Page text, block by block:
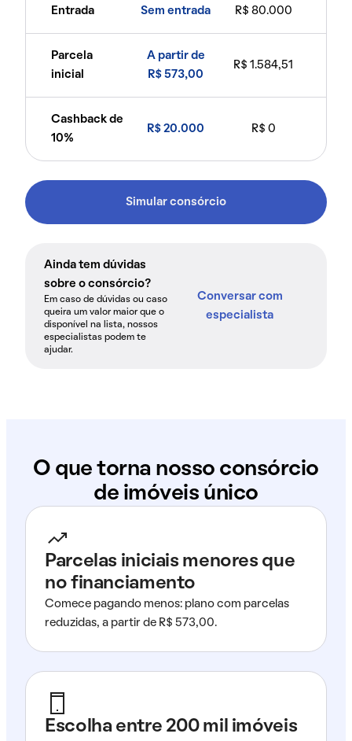
Entrada Sem entrada R$ 80.000
Parcela
inicial
A partir de
R$ 573,00
R$ 1.584,51
Cashback de
10%
R$ 20.000 R$ 0
Simular consórcio
Ainda tem dúvidas
sobre o consórcio?
Em caso de dúvidas ou caso
queira um valor maior que o
disponível na lista, nossos
especialistas podem te
ajudar.
Conversar com
especialista
O que torna nosso consórcio
de imóveis único
Parcelas iniciais menores que
no financiamento
Comece pagando menos: plano com parcelas
reduzidas, a partir de R$ 573,00.
Escolha entre 200 mil imóveis